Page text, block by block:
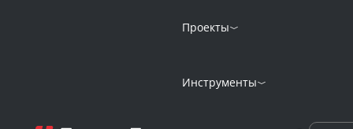
Проекты
Инструменты